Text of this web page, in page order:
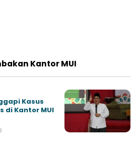
Kantor MUI
Kasus
di Kantor MUI